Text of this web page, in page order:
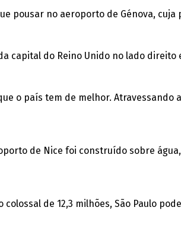
pousar no aeroporto de Génova,
capital do Reino Unido no lado
o país tem de melhor.
de Nice foi construído sobre
de 12,3 milhões, São Paulo